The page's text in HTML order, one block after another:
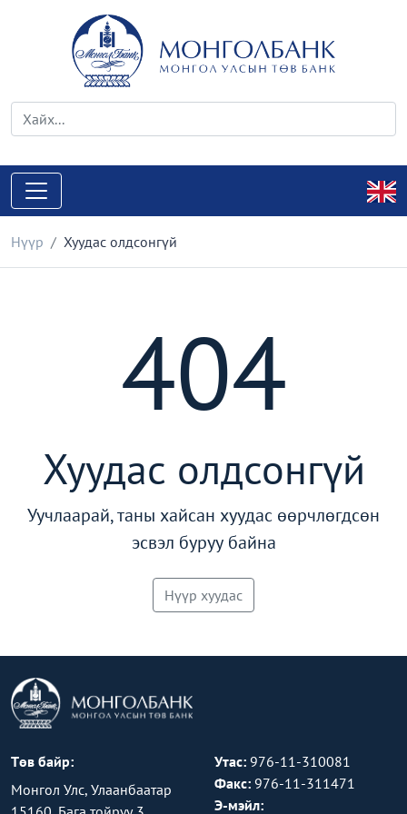
Нүүр Хуудас олдсонгүй
404
Хуудас олдсонгүй
Уучлаарай, таны хайсан хуудас өөрчлөгдсөн
эсвэл буруу байна
Нүүр хуудас
Төв байр:
Монгол Улс, Улаанбаатар
Утас: 976-11-310081
Факс: 976-11-311471
Э-мэйл: